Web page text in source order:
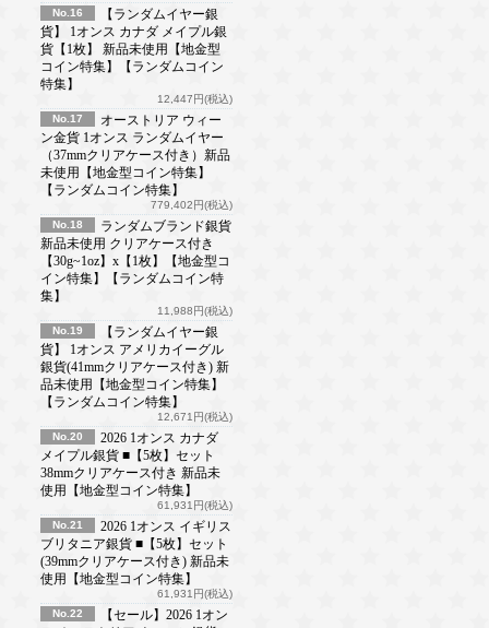
No.16
【ランダムイヤー銀
貨】 1オンス カナダ メイプル銀
貨【1枚】 新品未使用【地金型
コイン特集】【ランダムコイン
特集】
12,447円(税込)
No.17
オーストリア ウィー
ン金貨 1オンス ランダムイヤー
（37mmクリアケース付き）新品
未使用【地金型コイン特集】
【ランダムコイン特集】
779,402円(税込)
No.18
ランダムブランド銀貨
新品未使用 クリアケース付き
【30g~1oz】x【1枚】【地金型コ
イン特集】【ランダムコイン特
集】
11,988円(税込)
No.19
【ランダムイヤー銀
貨】 1オンス アメリカイーグル
銀貨(41mmクリアケース付き) 新
品未使用【地金型コイン特集】
【ランダムコイン特集】
12,671円(税込)
No.20
2026 1オンス カナダ
メイプル銀貨 ■【5枚】セット
38mmクリアケース付き 新品未
使用【地金型コイン特集】
61,931円(税込)
No.21
2026 1オンス イギリス
ブリタニア銀貨 ■【5枚】セット
(39mmクリアケース付き) 新品未
使用【地金型コイン特集】
61,931円(税込)
No.22
【セール】2026 1オン